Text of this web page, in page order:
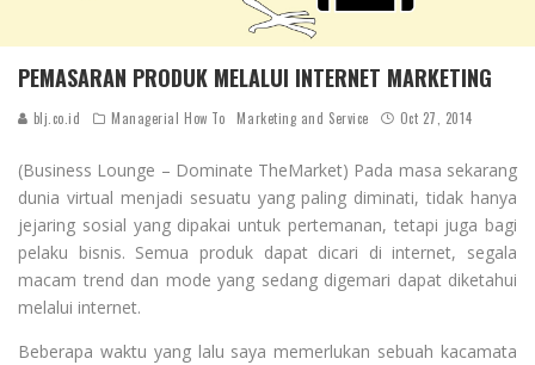
PEMASARAN PRODUK MELALUI INTERNET MARKETING
blj.co.id Managerial How To Marketing and Service Oct 27, 2014
(Business Lounge – Dominate TheMarket) Pada masa sekarang
dunia virtual menjadi sesuatu yang paling diminati, tidak hanya
jejaring sosial yang dipakai untuk pertemanan, tetapi juga bagi
pelaku bisnis. Semua produk dapat dicari di internet, segala
macam trend dan mode yang sedang digemari dapat diketahui
melalui internet.
Beberapa waktu yang lalu saya memerlukan sebuah kacamata